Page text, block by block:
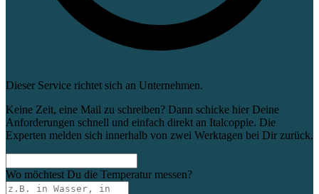
Dieser Service richtet sich an Unternehmen.
Keine Zeit, eine Mail zu schreiben? Dann schicke hier Deine
Anforderungen schnell und einfach direkt an Italcoppie. Die
Experten melden sich innerhalb von zwei Werktagen bei Dir zurück.
Wo möchtest Du die Temperatur messen?